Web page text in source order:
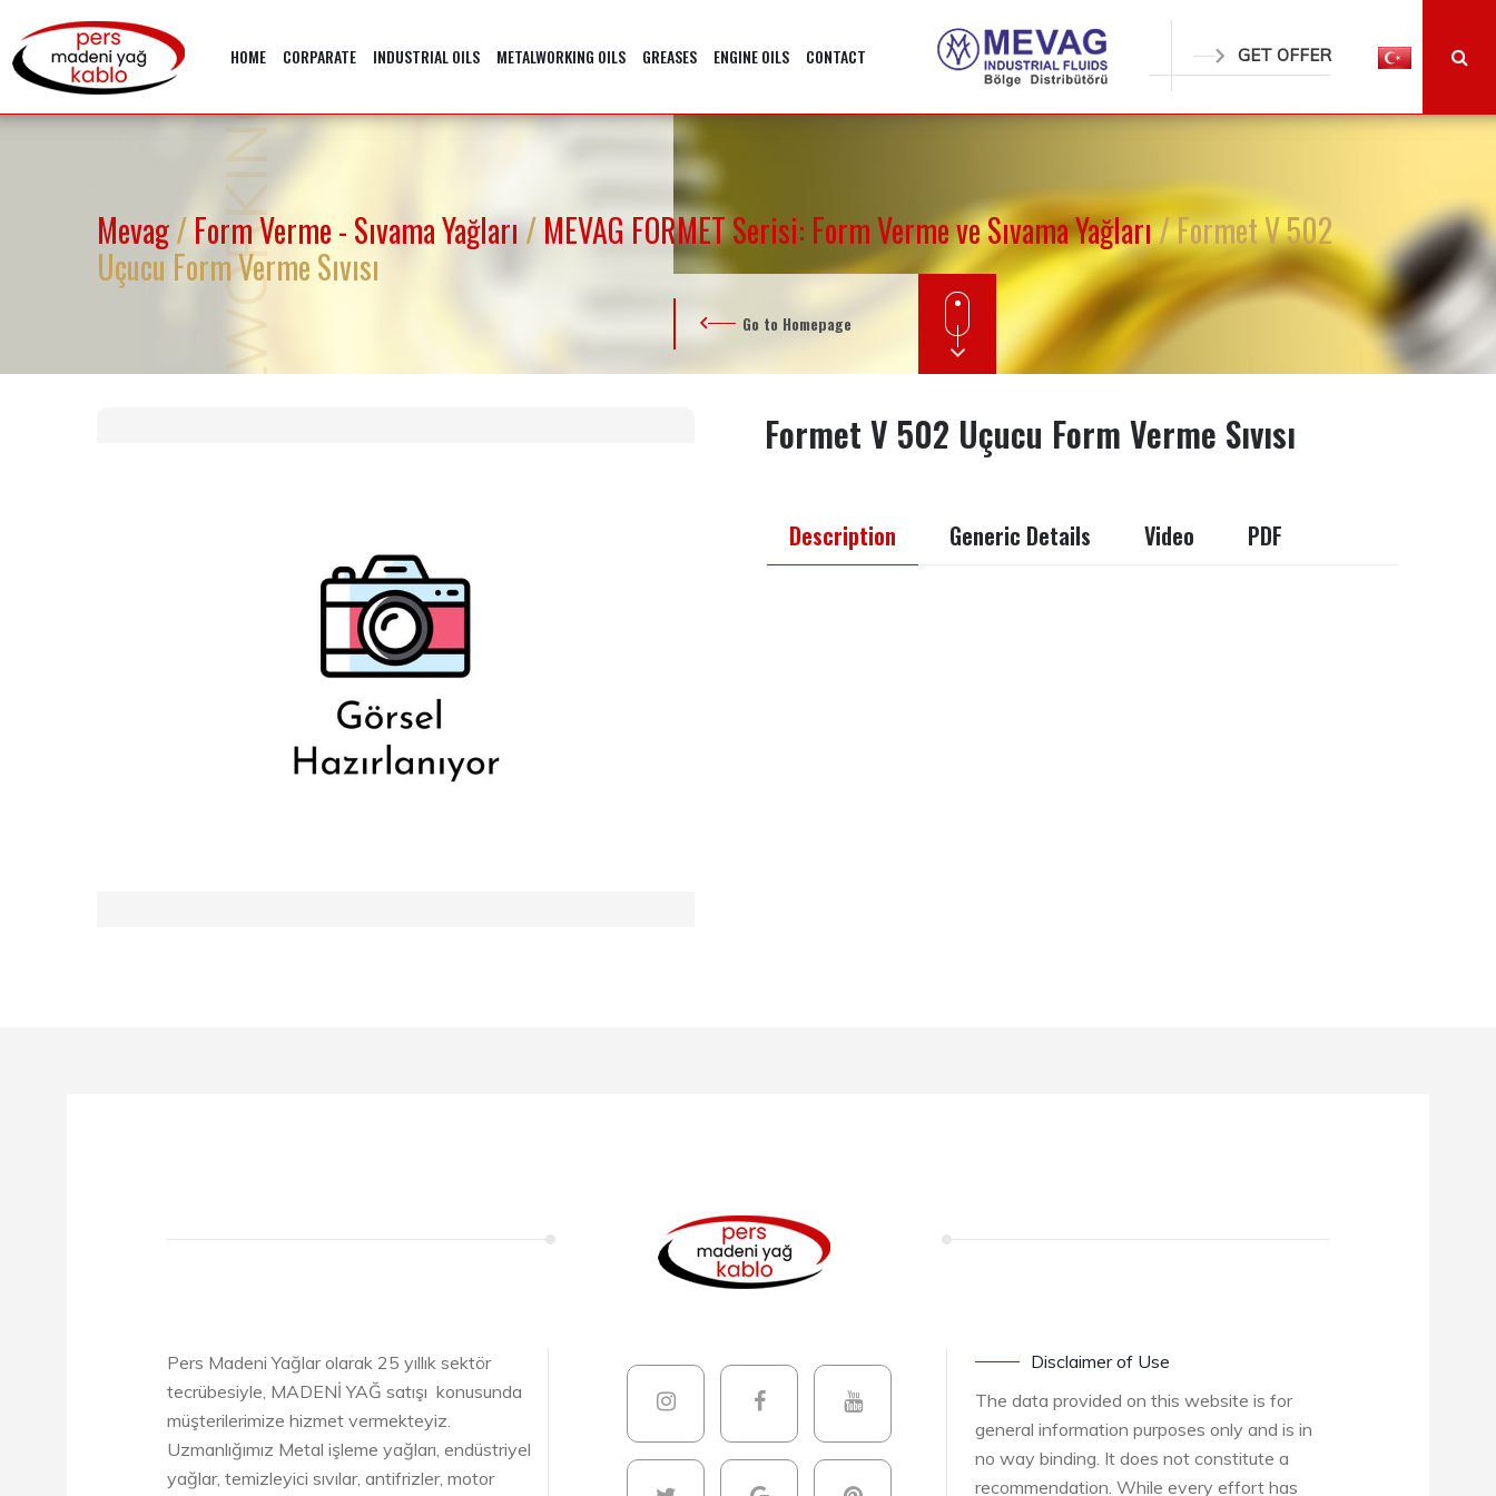
HOME CORPARATE INDUSTRIAL OILS METALWORKING OILS GREASES ENGINE OILS CONTACT GET OFFER
METALWORKING OILS
Mevag/Form Verme - Sıvama Yağları/MEVAG FORMET Serisi: Form Verme ve Sıvama Yağları/ Formet V 502
Uçucu Form Verme Sıvısı
Go to Homepage
Formet V 502 Uçucu Form Verme Sıvısı
Description Generic Details Video PDF
Pers Madeni Yağlar olarak 25 yıllık sektör
tecrübesiyle, MADENİ YAĞ satışı konusunda
müşterilerimize hizmet vermekteyiz.
Uzmanlığımız Metal işleme yağları, endüstriyel
yağlar, temizleyici sıvılar, antifrizler, motor
Disclaimer of Use
The data provided on this website is for
general information purposes only and is in
no way binding. It does not constitute a
recommendation. While every effort has